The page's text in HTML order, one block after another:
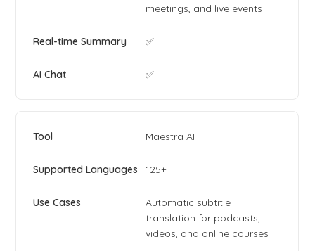
meetings, and live events
✅
✅
Maestra AI
125+
Automatic subtitle
translation for podcasts,
videos, and online courses